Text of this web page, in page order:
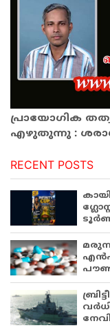
പ്രായോഗിക
എഴുതുന്നു :
RECENT POSTS
നേവി